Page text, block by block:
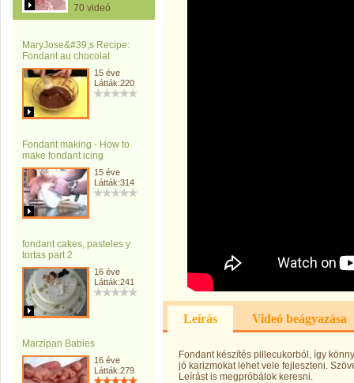
70 videó
MaryJose&#39;s Recipe:
Fondant au chocolat
15 éve
Látták:220
Fondant making - How to
make fondant icing
15 éve
Látták:314
fondant cakes, pasteles y
tortas part 2
16 éve
Látták:241
Marzipan Babies
16 éve
Látták:279
Leírás Videó beágyazása
Fondant készítés pillecukorból, így
jó karizmokat lehet vele fejleszteni.
Leírást is megpróbálok keresni.